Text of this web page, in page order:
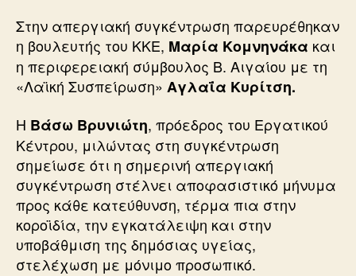
Στην απεργιακή συγκέντρωση παρευρέθηκαν
η βουλευτής του ΚΚΕ, Μαρία Κομνηνάκα και
η περιφερειακή σύμβουλος Β. Αιγαίου με τη
«Λαϊκή Συσπείρωση» Αγλαΐα Κυρίτση.
Η Βάσω Βρυνιώτη, πρόεδρος του Εργατικού
Κέντρου, μιλώντας στη συγκέντρωση
σημείωσε ότι η σημερινή απεργιακή
συγκέντρωση στέλνει αποφασιστικό μήνυμα
προς κάθε κατεύθυνση, τέρμα πια στην
κοροϊδία, την εγκατάλειψη και στην
υποβάθμιση της δημόσιας υγείας,
στελέχωση με μόνιμο προσωπικό.